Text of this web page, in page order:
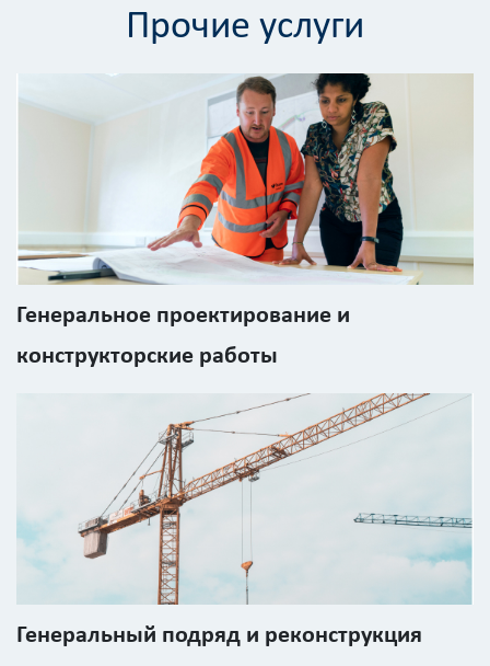
Прочие услуги
Генеральное проектирование и
конструкторские работы
Генеральный подряд и реконструкция
расчёта
работ
Вид
работ
?
?
Назначение
?
Стоимость
работ